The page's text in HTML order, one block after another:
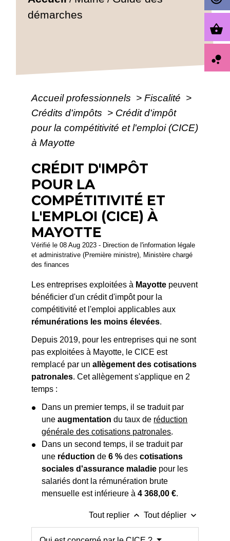
démarches
Accueil professionnels > Fiscalité >
Crédits d'impôts > Crédit d'impôt
pour la compétitivité et l'emploi (CICE)
à Mayotte
CRÉDIT D'IMPÔT
POUR LA
COMPÉTITIVITÉ ET
L'EMPLOI (CICE) À
MAYOTTE
Vérifié le 08 Aug 2023 - Direction de l'information légale
et administrative (Première ministre), Ministère chargé
des finances
Les entreprises exploitées à Mayotte peuvent
bénéficier d'un crédit d'impôt pour la
compétitivité et l'emploi applicables aux
rémunérations les moins élevées.
Depuis 2019, pour les entreprises qui ne sont
pas exploitées à Mayotte, le CICE est
remplacé par unallègement des cotisations
patronales. Cet allègement s'applique en 2
temps :
Dans un premier temps, il se traduit par
uneaugmentation du taux de réduction
générale des cotisations patronales.
Dans un second temps, il se traduit par
une réduction de6 % descotisations
sociales d'assurance maladie pour les
salariés dont la rémunération brute
mensuelle est inférieure à4 368,00 €.
Tout replier keyboard_arrow_up Tout déplier keyboard_arrow_down
shopping_basket
bubble_chart